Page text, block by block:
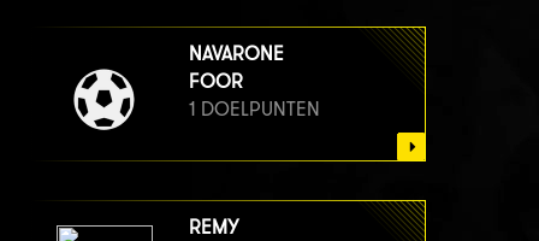
NAVARONE
FOOR
1 DOELPUNTEN
REMY